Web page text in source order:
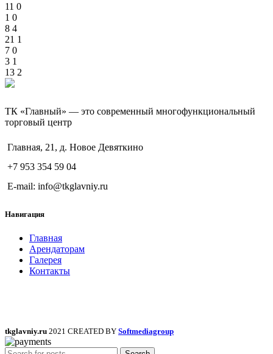
11 0
1 0
8 4
21 1
7 0
3 1
13 2
ТК «Главный» — это современный многофункциональный
торговый центр
Главная, 21, д. Новое Девяткино
+7 953 354 59 04
E-mail: info@tkglavniy.ru
Навигация
Главная
Арендаторам
Галерея
Контакты
tkglavniy.ru 2021 CREATED BY Softmediagroup